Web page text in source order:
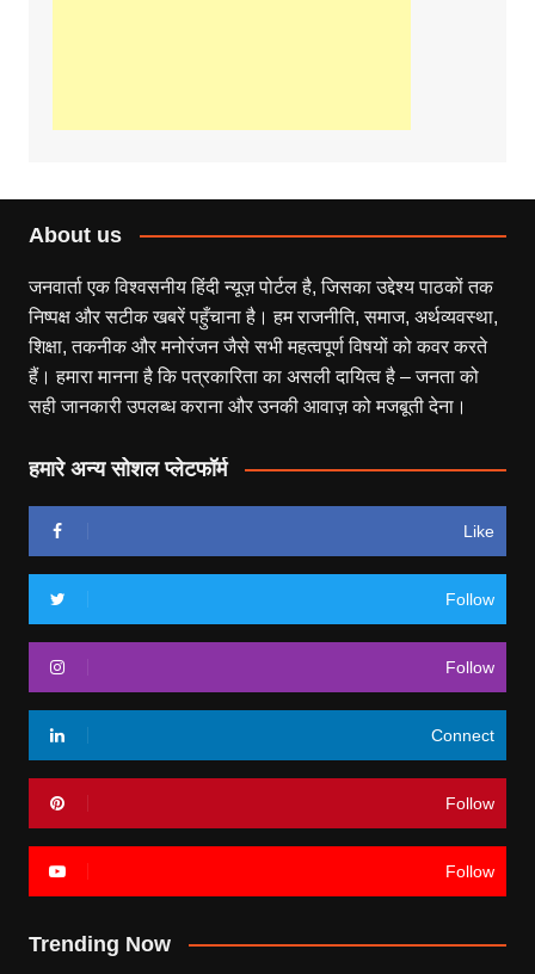
About us
जनवार्ता एक विश्वसनीय हिंदी न्यूज़ पोर्टल है, जिसका उद्देश्य पाठकों तक
निष्पक्ष और सटीक खबरें पहुँचाना है। हम राजनीति, समाज, अर्थव्यवस्था,
शिक्षा, तकनीक और मनोरंजन जैसे सभी महत्वपूर्ण विषयों को कवर करते
हैं। हमारा मानना है कि पत्रकारिता का असली दायित्व है – जनता को
सही जानकारी उपलब्ध कराना और उनकी आवाज़ को मजबूती देना।
हमारे अन्य सोशल प्लेटफॉर्म
Like
Follow
Follow
Connect
Follow
Follow
Trending Now